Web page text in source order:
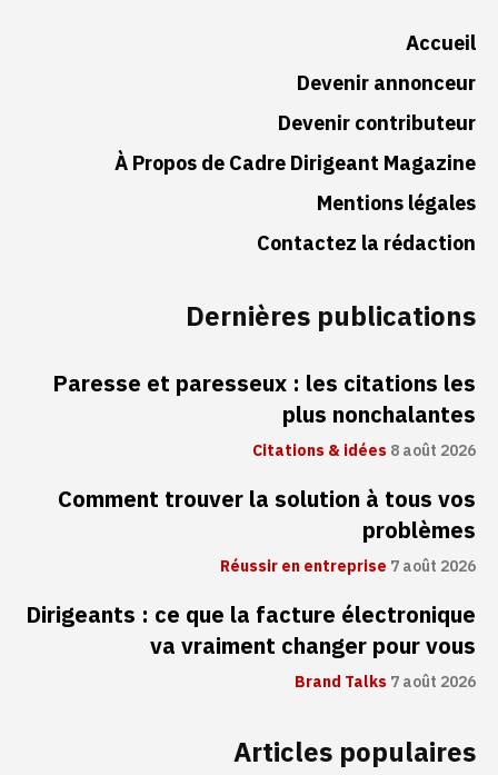
Accueil
Devenir annonceur
Devenir contributeur
À Propos de Cadre Dirigeant Magazine
Mentions légales
Contactez la rédaction
Dernières publications
Paresse et paresseux : les citations les
plus nonchalantes
Citations & idées8 août 2026
Comment trouver la solution à tous vos
problèmes
Réussir en entreprise 7 août 2026
Dirigeants : ce que la facture électronique
va vraiment changer pour vous
Brand Talks7 août 2026
Articles populaires